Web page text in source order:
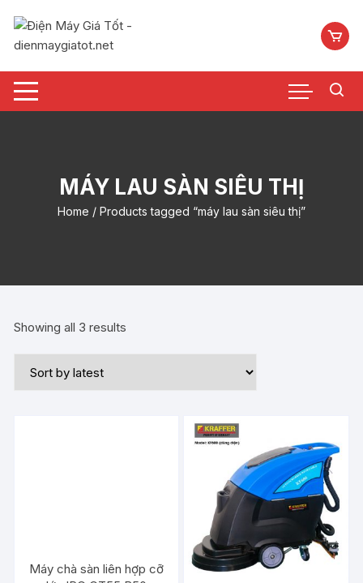
nội
MÁY LAU SÀN SIÊU THỊ
Home / Products tagged “máy lau sàn siêu thị”
Showing all 3 results
Máy chà sàn liên hợp cỡ